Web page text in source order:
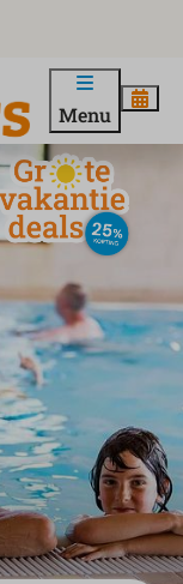
Menu